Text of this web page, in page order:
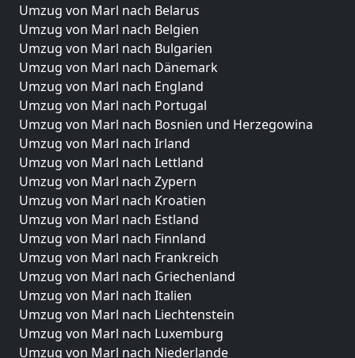
Umzug von Marl nach Belarus
Umzug von Marl nach Belgien
Umzug von Marl nach Bulgarien
Umzug von Marl nach Dänemark
Umzug von Marl nach England
Umzug von Marl nach Portugal
Umzug von Marl nach Bosnien und Herzegowina
Umzug von Marl nach Irland
Umzug von Marl nach Lettland
Umzug von Marl nach Zypern
Umzug von Marl nach Kroatien
Umzug von Marl nach Estland
Umzug von Marl nach Finnland
Umzug von Marl nach Frankreich
Umzug von Marl nach Griechenland
Umzug von Marl nach Italien
Umzug von Marl nach Liechtenstein
Umzug von Marl nach Luxemburg
Umzug von Marl nach Niederlande